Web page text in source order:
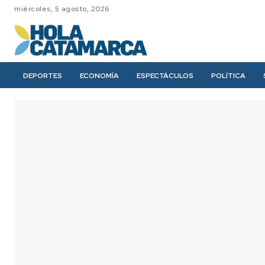
miércoles, 5 agosto, 2026
DEPORTES ECONOMÍA ESPECTÁCULOS POLÍTICA